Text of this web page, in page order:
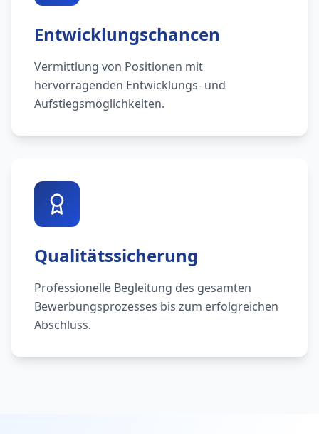
Entwicklungschancen
Vermittlung von Positionen mit
hervorragenden Entwicklungs- und
Aufstiegsmöglichkeiten.
Qualitätssicherung
Professionelle Begleitung des gesamten
Bewerbungsprozesses bis zum erfolgreichen
Abschluss.